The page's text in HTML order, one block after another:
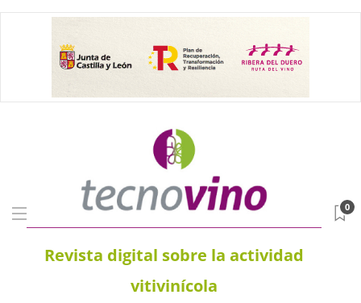
Revista digital sobre la actividad
vitivinícola
0